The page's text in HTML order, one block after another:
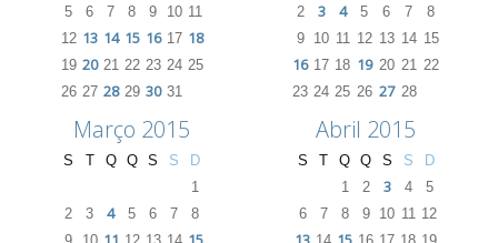
5
6 7 8 9 10 11
12 13 14 15 16 17 18
19 20 21 22 23 24 25
26 27 28 29 30 31
2
3 4 5 6 7
8
9
10 11 12 13 14 15
16 17 18 19 20 21 22
23 24 25 26 27 28
Março 2015
S T Q Q S S
D
1
2
3 4 5 6 7
8
Abril 2015
S T Q Q S S
D
1
2 3 4
5
6
7 8 9 10 11 12